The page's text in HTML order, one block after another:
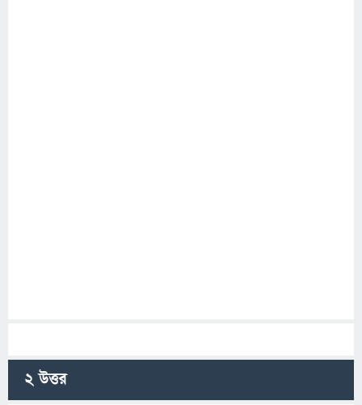
2উত্তর